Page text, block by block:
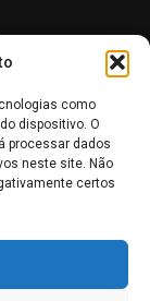
como
dispositivo. O
processar dados
neste site. Não
certos
e não devem ser
Leia mais